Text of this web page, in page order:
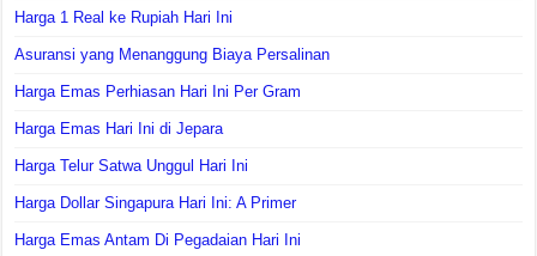
Harga 1 Real ke Rupiah Hari Ini
Asuransi yang Menanggung Biaya Persalinan
Harga Emas Perhiasan Hari Ini Per Gram
Harga Emas Hari Ini di Jepara
Harga Telur Satwa Unggul Hari Ini
Harga Dollar Singapura Hari Ini: A Primer
Harga Emas Antam Di Pegadaian Hari Ini